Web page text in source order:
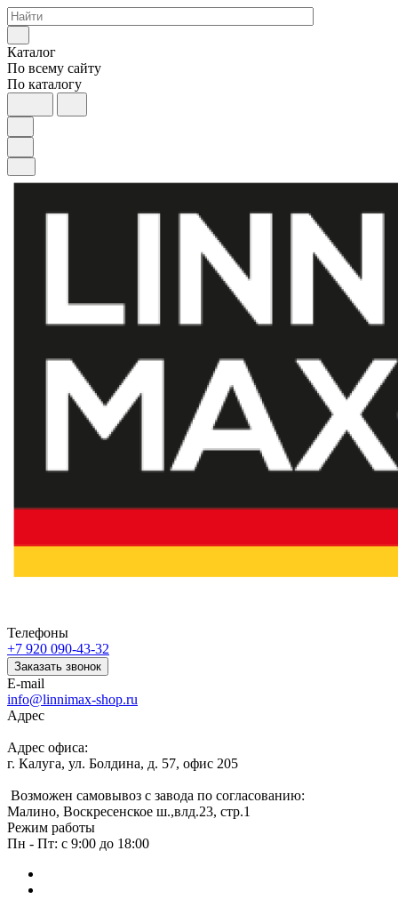
Каталог
По всему сайту
По каталогу
Телефоны
+7 920 090-43-32
Заказать звонок
E-mail
info@linnimax-shop.ru
Адрес
Адрес офиса:
г. Калуга, ул. Болдина, д. 57, офис 205
Возможен самовывоз с завода по согласованию:
Малино, Воскресенское ш.,влд.23, стр.1
Режим работы
Пн - Пт: с 9:00 до 18:00